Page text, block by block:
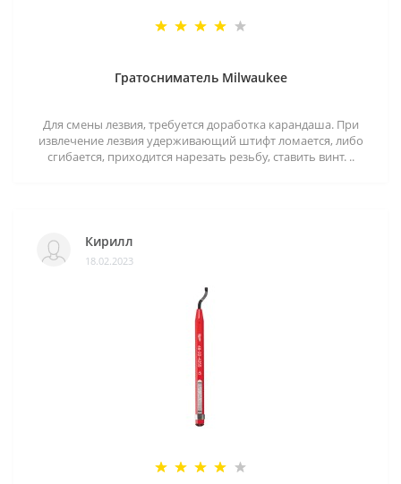
Гратосниматель Milwaukee
Для смены лезвия, требуется доработка карандаша. При
извлечение лезвия удерживающий штифт ломается, либо
сгибается, приходится нарезать резьбу, ставить винт. ..
Кирилл
18.02.2023